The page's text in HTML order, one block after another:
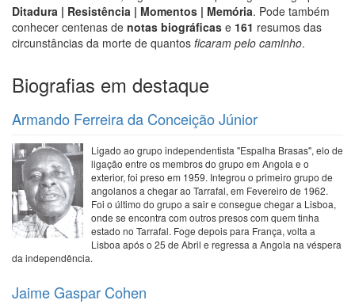
Ditadura | Resistência | Momentos | Memória. Pode também
conhecer centenas de notas biográficas e 161 resumos das
circunstâncias da morte de quantos ficaram pelo caminho.
Biografias em destaque
Armando Ferreira da Conceição Júnior
Ligado ao grupo independentista "Espalha Brasas", elo de
ligação entre os membros do grupo em Angola e o
exterior, foi preso em 1959. Integrou o primeiro grupo de
angolanos a chegar ao Tarrafal, em Fevereiro de 1962.
Foi o último do grupo a sair e consegue chegar a Lisboa,
onde se encontra com outros presos com quem tinha
estado no Tarrafal. Foge depois para França, volta a
Lisboa após o 25 de Abril e regressa a Angola na véspera
da independência.
Jaime Gaspar Cohen